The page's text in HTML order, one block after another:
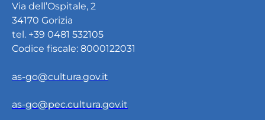
Via dell’Ospitale, 2
34170 Gorizia
tel. +39 0481 532105
Codice fiscale: 8000122031
as-go@cultura.gov.it
as-go@pec.cultura.gov.it